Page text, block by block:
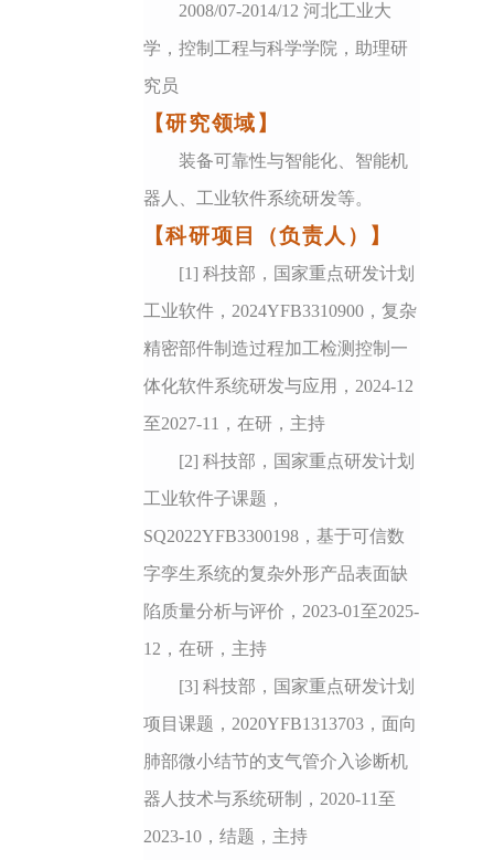
2008/07-2014/12 河北工业大
学，控制工程与科学学院，助理研
究员
【研究领域】
装备可靠性与智能化、智能机
器人、工业软件系统研发等。
【科研项目（负责人）】
[1] 科技部，国家重点研发计划
工业软件，2024YFB3310900，复杂
精密部件制造过程加工检测控制一
体化软件系统研发与应用，2024-12
至2027-11，在研，主持
[2] 科技部，国家重点研发计划
工业软件子课题，
SQ2022YFB3300198，基于可信数
字孪生系统的复杂外形产品表面缺
陷质量分析与评价，2023-01至2025-
12，在研，主持
[3] 科技部，国家重点研发计划
项目课题，2020YFB1313703，面向
肺部微小结节的支气管介入诊断机
器人技术与系统研制，2020-11至
2023-10，结题，主持